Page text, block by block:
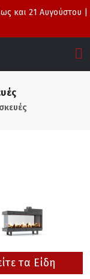
και 21 Αυγούστου |
τα Είδη